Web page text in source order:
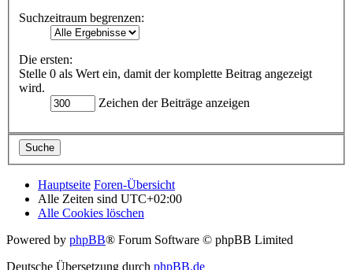
Suchzeitraum begrenzen:
Die ersten:
Stelle 0 als Wert ein, damit der komplette Beitrag angezeigt
wird.
Zeichen der Beiträge anzeigen
Hauptseite Foren-Übersicht
Alle Zeiten sind UTC+02:00
Alle Cookies löschen
Powered by phpBB® Forum Software © phpBB Limited
Deutsche Übersetzung durch phpBB.de